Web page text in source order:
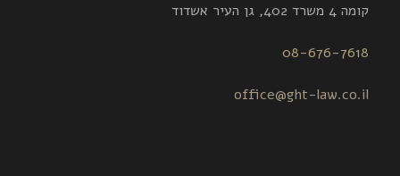
קומה 4 משרד 402, גן העיר אשדוד
08-676-7618
office@ght-law.co.il